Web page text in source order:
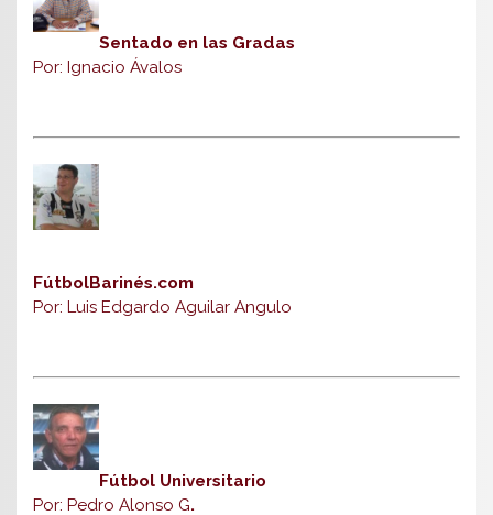
Sentado en las Gradas
Por: Ignacio Ávalos
FútbolBarinés.com
Por: Luis Edgardo Aguilar Angulo
Fútbol Universitario
Por: Pedro Alonso G.